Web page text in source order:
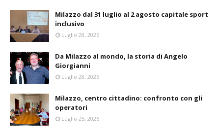
Milazzo dal 31 luglio al 2 agosto capitale sport
inclusivo
Luglio 28, 2026
Da Milazzo al mondo, la storia di Angelo
Giorgianni
Luglio 28, 2026
Milazzo, centro cittadino: confronto con gli
operatori
Luglio 25, 2026